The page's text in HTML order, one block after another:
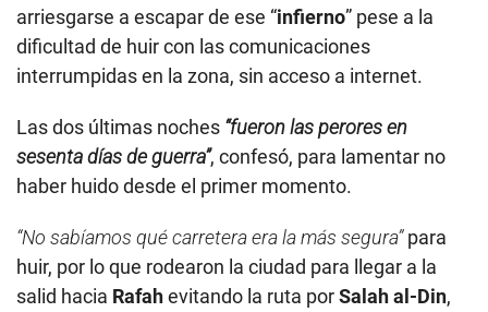
arriesgarse a escapar de ese “infierno” pese a la
dificultad de huir con las comunicaciones
interrumpidas en la zona, sin acceso a internet.
Las dos últimas noches “fueron las perores en
sesenta días de guerra”, confesó, para lamentar no
haber huido desde el primer momento.
“No sabíamos qué carretera era la más segura”para
huir, por lo que rodearon la ciudad para llegar a la
salid hacia Rafahevitando la ruta porSalah al-Din,